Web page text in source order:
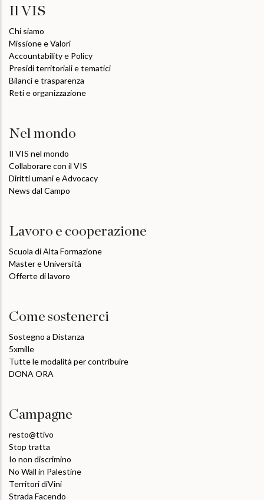
Il VIS
Chi siamo
Missione e Valori
Accountability e Policy
Presidi territoriali e tematici
Bilanci e trasparenza
Reti e organizzazione
Nel mondo
Il VIS nel mondo
Collaborare con il VIS
Diritti umani e Advocacy
News dal Campo
Lavoro e cooperazione
Scuola di Alta Formazione
Master e Università
Offerte di lavoro
Come sostenerci
Sostegno a Distanza
5xmille
Tutte le modalità per contribuire
DONA ORA
Campagne
resto@ttivo
Stop tratta
Io non discrimino
No Wall in Palestine
Territori diVini
Strada Facendo